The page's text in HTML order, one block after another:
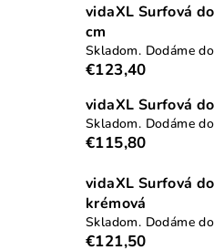
vidaXL Surfová
cm
Skladom. Dodáme
€123,40
vidaXL Surfová
Skladom. Dodáme
€115,80
vidaXL Surfová
krémová
Skladom. Dodáme
€121,50